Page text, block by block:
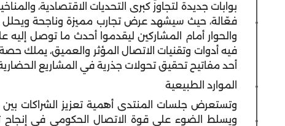
بوابات جديدة لتجاوز كبرى التحديات الاقتصادية،
فعّالة، حيث سيشهد عرض تجارب مميزة وناجحة ويحلل
والحوار أمام المشاركين ليقدموا أحدث ما توصل
فيه أدوات وتقنيات الاتصال المؤثر والعميق، يملك
أحد مفاتيح تحقيق تحولات جذرية في المشاريع
الموارد الطبيعية
وتستعرض جلسات المنتدى أهمية تعزيز الشراكات بين
ويسلط الضوء على قوة الاتصال الحكومي في إنجاح